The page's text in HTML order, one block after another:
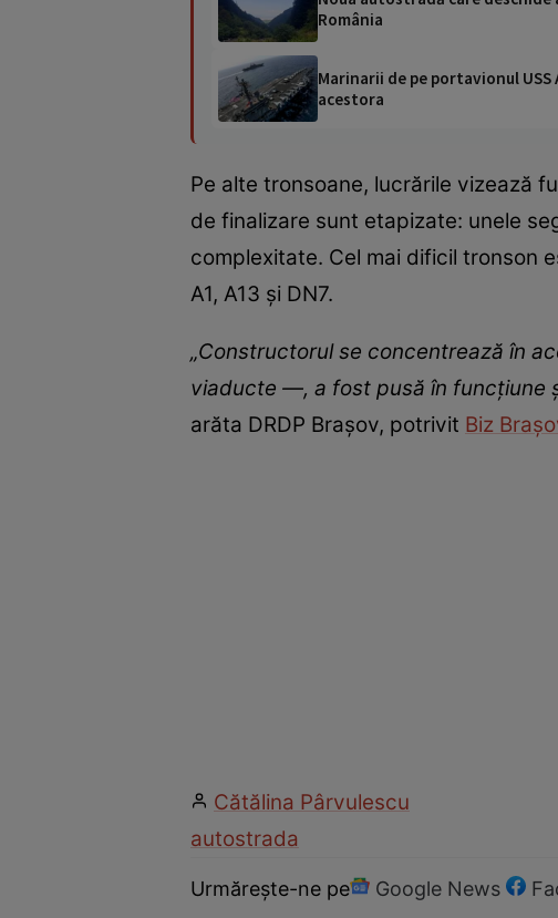
România
Marinarii de pe portavionul
acestora
Pe alte tronsoane, lucrările vizează
de finalizare sunt etapizate: unele
complexitate. Cel mai dificil tronson
A1, A13 și DN7.
„Constructorul se concentrează în
viaducte —, a fost pusă în funcțiune
arăta DRDP Brașov, potrivit Biz
Cătălina Pârvulescu
autostrada
Urmărește-ne pe Google News